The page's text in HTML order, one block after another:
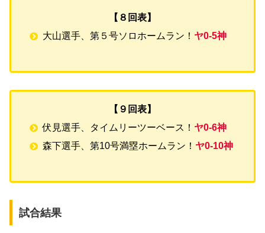
【８回表】
大山選手、第５号ソロホームラン！ ヤ0-5神
【９回表】
伏見選手、タイムリーツーベース！ ヤ0-6神
森下選手、第10号満塁ホームラン！ ヤ0-10神
試合結果